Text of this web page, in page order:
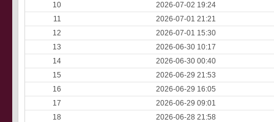
10
2026-07-02 19:24
11
2026-07-01 21:21
12
2026-07-01 15:30
13
2026-06-30 10:17
14
2026-06-30 00:40
15
2026-06-29 21:53
16
2026-06-29 16:05
17
2026-06-29 09:01
18
2026-06-28 21:58